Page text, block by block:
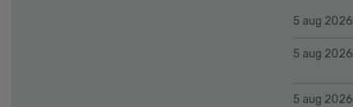
5 aug 2026
5 aug 2026
5 aug 2026